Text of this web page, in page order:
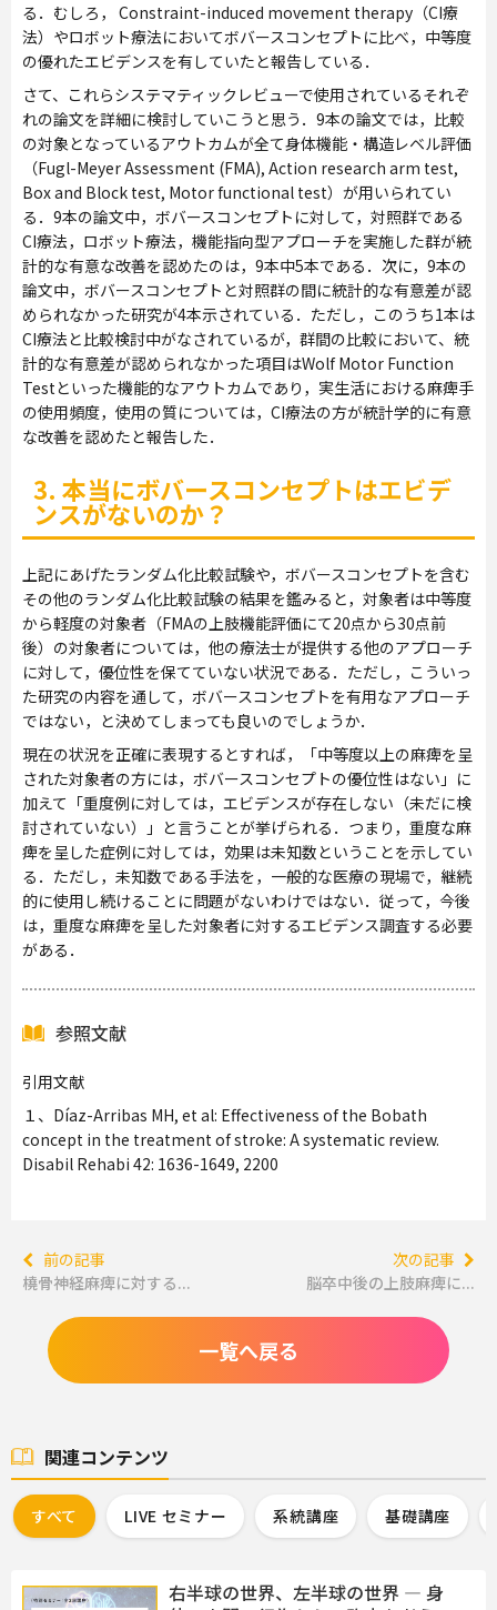
る．むしろ， Constraint-induced movement therapy（CI療
法）やロボット療法においてボバースコンセプトに比べ，中等度
の優れたエビデンスを有していたと報告している．
さて、これらシステマティックレビューで使用されているそれぞ
れの論文を詳細に検討していこうと思う．9本の論文では，比較
の対象となっているアウトカムが全て身体機能・構造レベル評価
（Fugl-Meyer Assessment (FMA), Action research arm test,
Box and Block test, Motor functional test）が用いられてい
る．9本の論文中，ボバースコンセプトに対して，対照群である
CI療法，ロボット療法，機能指向型アプローチを実施した群が統
計的な有意な改善を認めたのは，9本中5本である．次に，9本の
論文中，ボバースコンセプトと対照群の間に統計的な有意差が認
められなかった研究が4本示されている．ただし，このうち1本は
CI療法と比較検討中がなされているが，群間の比較において、統
計的な有意差が認められなかった項目はWolf Motor Function
Testといった機能的なアウトカムであり，実生活における麻痺手
の使用頻度，使用の質については，CI療法の方が統計学的に有意
な改善を認めたと報告した．
3. 本当にボバースコンセプトはエビデ
ンスがないのか？
上記にあげたランダム化比較試験や，ボバースコンセプトを含む
その他のランダム化比較試験の結果を鑑みると，対象者は中等度
から軽度の対象者（FMAの上肢機能評価にて20点から30点前
後）の対象者については，他の療法士が提供する他のアプローチ
に対して，優位性を保てていない状況である．ただし，こういっ
た研究の内容を通して，ボバースコンセプトを有用なアプローチ
ではない，と決めてしまっても良いのでしょうか．
現在の状況を正確に表現するとすれば，「中等度以上の麻痺を呈
された対象者の方には，ボバースコンセプトの優位性はない」に
加えて「重度例に対しては，エビデンスが存在しない（未だに検
討されていない）」と言うことが挙げられる．つまり，重度な麻
痺を呈した症例に対しては，効果は未知数ということを示してい
る．ただし，未知数である手法を，一般的な医療の現場で，継続
的に使用し続けることに問題がないわけではない．従って，今後
は，重度な麻痺を呈した対象者に対するエビデンス調査する必要
がある．
参照文献
引用文献
１、Díaz-Arribas MH, et al: Effectiveness of the Bobath
concept in the treatment of stroke: A systematic review.
Disabil Rehabi 42: 1636-1649, 2200
前の記事
橈骨神経麻痺に対する...
次の記事
脳卒中後の上肢麻痺に...
一覧へ戻る
関連コンテンツ
すべて LIVE セミナー 系統講座 基礎講座
右半球の世界、左半球の世界 ― 身